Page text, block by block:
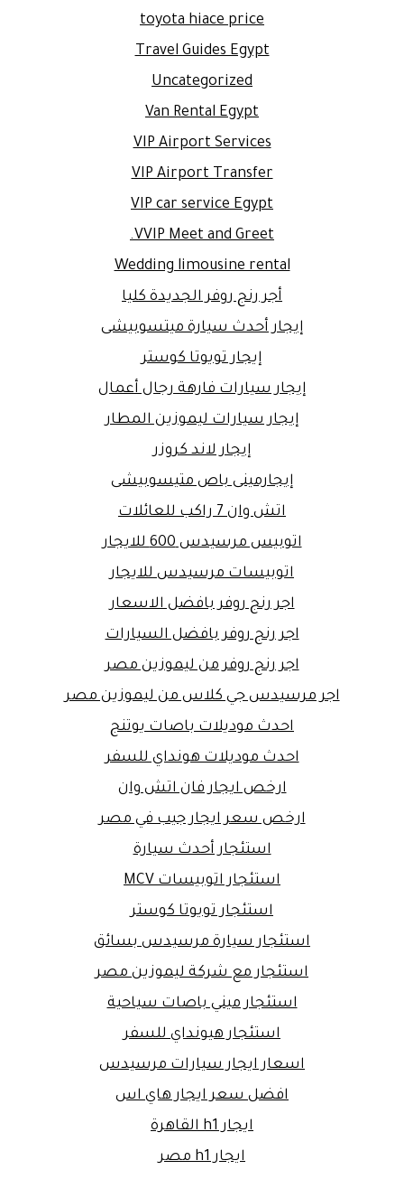
toyota hiace price
Travel Guides Egypt
Uncategorized
Van Rental Egypt
VIP Airport Services
VIP Airport Transfer
VIP car service Egypt
VVIP Meet and Greet.
Wedding limousine rental
أجر رنج روفر الجديدة كليا
إيجار أحدث سيارة ميتسوبيشى
إيجار تويوتا كوستر
إيجار سيارات فارهة رجال أعمال
إيجار سيارات ليموزين المطار
إيجار لاند كروزر
إيجارمينى باص متيسوبيشى
اتش وان 7 راكب للعائلات
اتوبيس مرسيدس 600 للايجار
اتوبيسات مرسيدس للايجار
اجر رنج روفر بافضل الاسعار
اجر رنج روفر بافضل السيارات
اجر رنج روفر من ليموزين مصر
اجر مرسيدس جي كلاس من ليموزين مصر
احدث موديلات باصات يوتنج
احدث موديلات هونداي للسفر
ارخص ايجار فان اتش وان
ارخص سعر ايجار جيب في مصر
استئجار أحدث سيارة
استئجار اتوبيسات MCV
استئجار تويوتا كوستر
استئجار سيارة مرسيدس بسائق
استئجار مع شركة ليموزين مصر
استئجار ميني باصات سياحية
استئجار هيونداي للسفر
اسعار ايجار سيارات مرسيدس
افضل سعر ايجار هاي اس
ايجار h1 القاهرة
ايجار h1 مصر